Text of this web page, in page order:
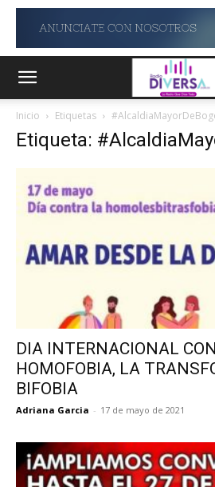
Inicio Etiquetas
Etiqueta:
DIA INTERNACIONAL
HOMOFOBIA, LA
BIFOBIA
Adriana Garcia - 17 de mayo de 2021